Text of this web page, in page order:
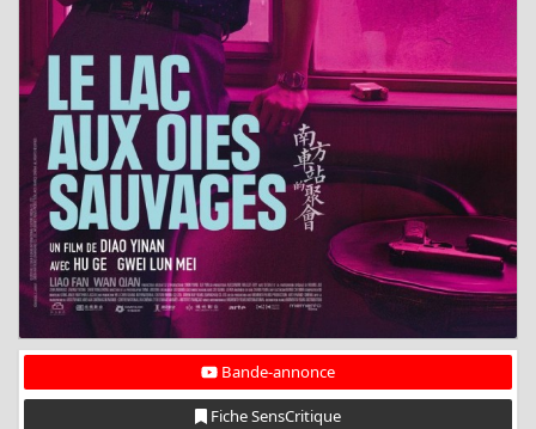
Bande-annonce
Fiche SensCritique